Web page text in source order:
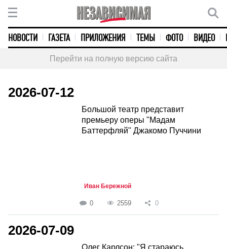
НОВОСТИ ГАЗЕТА ПРИЛОЖЕНИЯ ТЕМЫ ФОТО ВИДЕО
Перейти на полную версию сайта
2026-07-12
Большой театр представит
премьеру оперы "Мадам
Баттерфляй" Джакомо Пуччини
Иван Бережной
0 2559 0
2026-07-09